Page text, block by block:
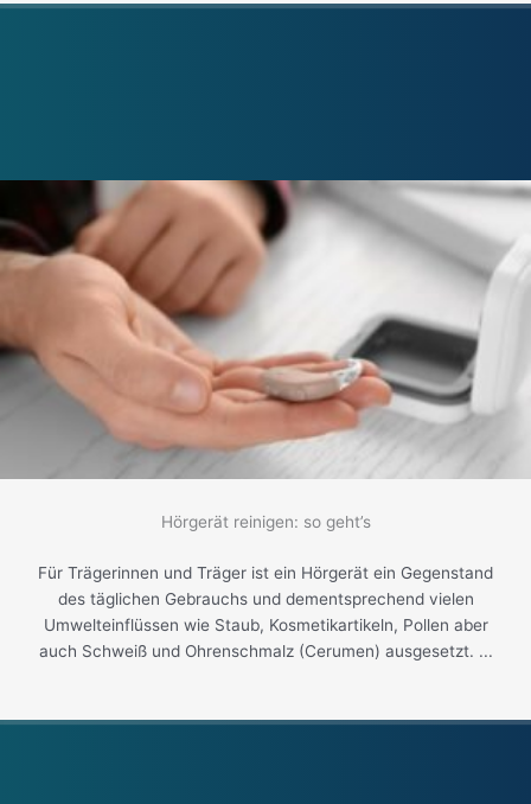
Hörgerät reinigen: so geht’s
Für Trägerinnen und Träger ist ein Hörgerät ein Gegenstand
des täglichen Gebrauchs und dementsprechend vielen
Umwelteinflüssen wie Staub, Kosmetikartikeln, Pollen aber
auch Schweiß und Ohrenschmalz (Cerumen) ausgesetzt. ...